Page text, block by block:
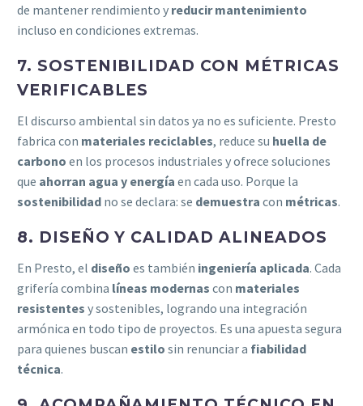
de mantener rendimiento y reducir mantenimiento
incluso en condiciones extremas.
7. SOSTENIBILIDAD CON MÉTRICAS
VERIFICABLES
El discurso ambiental sin datos ya no es suficiente. Presto
fabrica con materiales reciclables, reduce su huella de
carbono en los procesos industriales y ofrece soluciones
que ahorran agua y energía en cada uso. Porque la
sostenibilidad no se declara: se demuestra con métricas.
8. DISEÑO Y CALIDAD ALINEADOS
En Presto, el diseño es también ingeniería aplicada. Cada
grifería combina líneas modernas con materiales
resistentes y sostenibles, logrando una integración
armónica en todo tipo de proyectos. Es una apuesta segura
para quienes buscan estilo sin renunciar a fiabilidad
técnica.